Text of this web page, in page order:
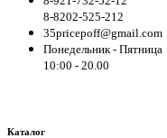
8-8202-525-212
35pricepoff@gmail.com
Понедельник - Пятница
10:00 - 20.00
Каталог